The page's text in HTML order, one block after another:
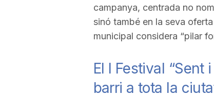
campanya, centrada no
sinó també en la seva
municipal considera “pilar
El I Festival “Sent
barri a tota la